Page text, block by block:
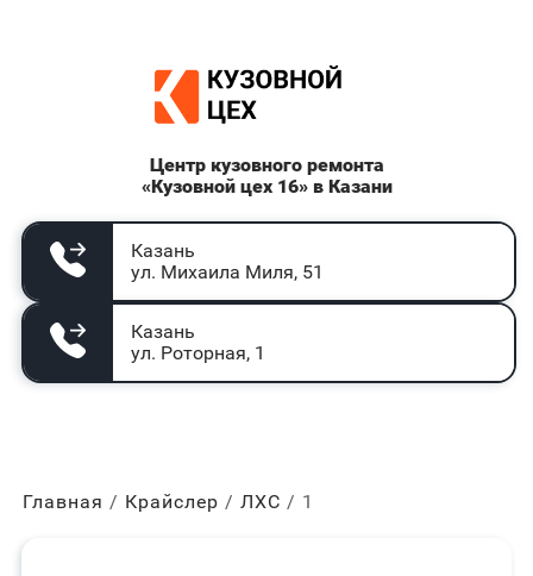
Центр кузовного ремонта
«Кузовной цех 16» в Казани
Казань
ул. Михаила Миля, 51
Казань
ул. Роторная, 1
Главная Крайслер ЛХС 1